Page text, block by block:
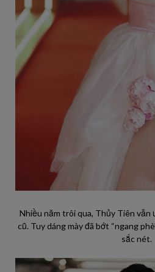
Nhiều năm trôi qua, Thủy Tiên vẫn
cũ. Tuy dáng mày đã bớt “ngang
sắc nét.